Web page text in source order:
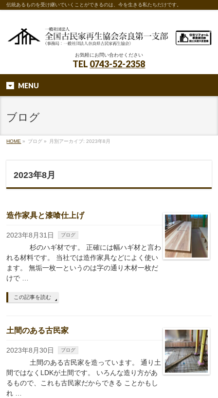
伝統あるものを受け継いでいくことができるのは、今を生きる私たちだけです。
お気軽にお問い合わせください
TEL 0743-52-2358
MENU
ブログ
HOME » ブログ » 月別アーカイブ: 2023年8月
2023年8月
造作家具と漆喰仕上げ
2023年8月31日 ブログ
杉のハギ材です。 正確には幅ハギ材と言わ
れる材料です。 当社では造作家具などによく使い
ます。 無垢一枚一というのは字の通り木材一枚だ
けで …
この記事を読む
土間のある古民家
2023年8月30日 ブログ
土間のある古民家を造っています。 通り土
間ではなくLDKが土間です。 いろんな造り方があ
るもので、これも古民家だからできる ことかもし
れ …